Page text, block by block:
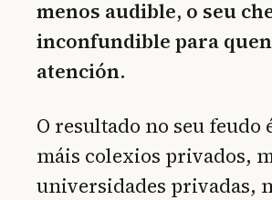
menos audible, o seu
inconfundible para
atención.
O resultado no seu feudo
máis colexios privados,
universidades privadas,